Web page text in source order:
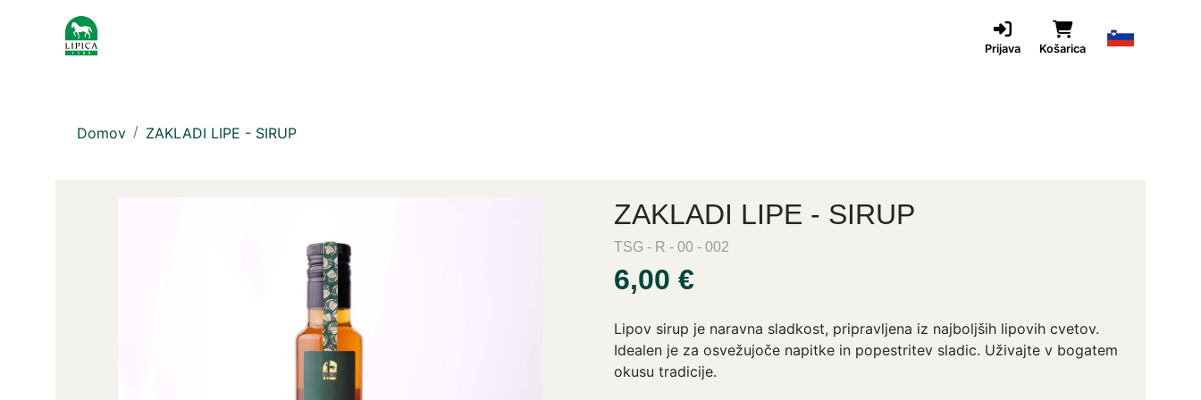
Prijava Košarica
Domov ZAKLADI LIPE - SIRUP
ZAKLADI LIPE - SIRUP
TSG - R - 00 - 002
6,00 €
Lipov sirup je naravna sladkost, pripravljena iz najboljših lipovih cvetov.
Idealen je za osvežujoče napitke in popestritev sladic. Uživajte v bogatem
okusu tradicije.